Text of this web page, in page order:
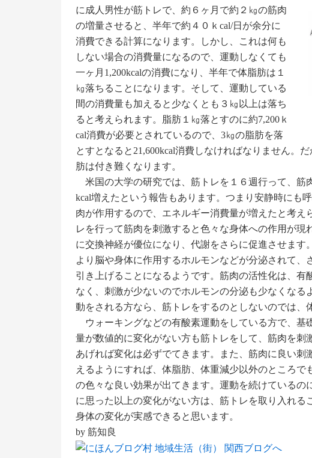
に成人男性が筋トレで、約６ヶ月で約２㎏の筋肉
の増量させると、半年で約４０ｋcal/日が余分に
消費できる計算になります。しかし、これは何も
しない場合の消費量になるので、運動しなくても
一ヶ月1,200kcalの消費になり、半年で体脂肪は１
㎏落ちることになります。そして、運動している
間の消費量も加えると少なくとも３㎏以上は落ち
ると考えられます。脂肪１㎏落とすのに約7,200ｋ
cal消費が必要とされているので、3㎏の脂肪を落
とすとなると21,600kcal消費しなければなりません。
肪は付き難くなります。
米国の大学の研究では、筋トレを１６週行って、筋
kcal増えたという報告もあります。 つまり安静時にも
肉が作用するので、エネルギー消費量が増えたと考え
レを行って筋肉を刺激すると色々な身体への作用が現
に交換神経が優位になり、代謝をさらに促進させます
より脳や身体に作用するホルモンなどが分泌されて、
引き上げることになるようです。筋肉の活性化は、有
なく、刺激が少ないのでホルモンの分泌も少なくなる
動をされる方なら、筋トレをするのとしないのでは、
ウォーキングなどの有酸素運動をしている方で、基
量が数値的に変化がない方も筋トレをして、筋肉を刺
あげれば変化は必ずでてきます。また、筋肉に良い刺
えるようにすれば、体脂肪、体重減少以外のところで
の色々な良い効果が出てきます。運動を続けているの
に思った以上の変化がない方は、筋トレを取り入れる
身体の変化が実感できると思います。
by 筋知良